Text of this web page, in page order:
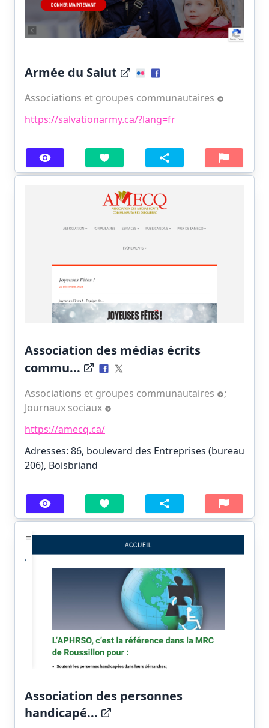
Armée du Salut
Associations et groupes communautaires
https://salvationarmy.ca/?lang=fr
Association des médias écrits
commu...
Associations et groupes communautaires
;
Journaux sociaux
https://amecq.ca/
Adresses: 86, boulevard des Entreprises (bureau
206), Boisbriand
Association des personnes
handicapé...